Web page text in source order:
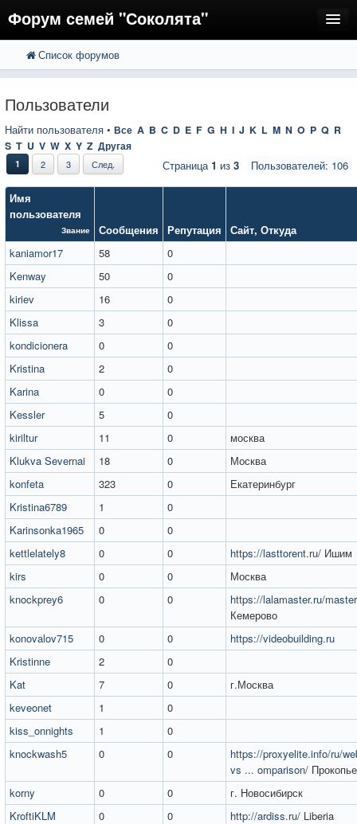
Форум семей "Соколята"
FAQ
Вход
Список форумов
Пользователи
Найти пользователя • Все A B C D E F G H I J K L M N O P Q R
S T U V W X Y Z Другая
Пользователей: 106
1 2 3 След. Страница1 из 3
Имя
пользователя
Звание Сообщения Репутация Сайт, Откуда
kaniamor17
58
0
Kenway
50
0
kiriev
16
0
Klissa
3
0
kondicionera
0
0
Kristina
2
0
Karina
0
0
Kessler
5
0
kiriltur
11 0
москва
Klukva Severnai
18 0
Москва
konfeta
323 0
Екатеринбург
Kristina6789
1
0
Karinsonka1965
0
0
kettlelately8
0 0 https://lasttorent.ru/ Ишим
kirs
0 0
Москва
knockprey6
0 0
https://lalamaster.ru/
Кемерово
konovalov715
0 0
https://videobuilding.ru
Kristinne
2
0
Kat
7 0
г.Москва
keveonet
1
0
kiss_onnights
1
0
knockwash5
0 0
https://proxyelite.info/ru/
vs ... omparison/
korny
0 0
г. Новосибирск
KroftiKLM
0 0 http://ardiss.ru/ Liberia